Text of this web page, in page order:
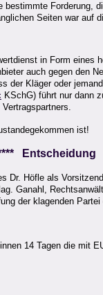
Forderung,
Seiten war auf
in Form
auch gegen den
Kläger oder
KSchG) führt nur dann
ist!
Entscheidung
Höfle als
Ganahl,
der klagenden
14 Tagen die mit